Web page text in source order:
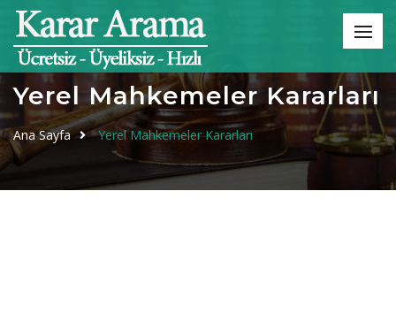
Yerel Mahkemeler Kararları
Ana Sayfa Yerel Mahkemeler Kararları